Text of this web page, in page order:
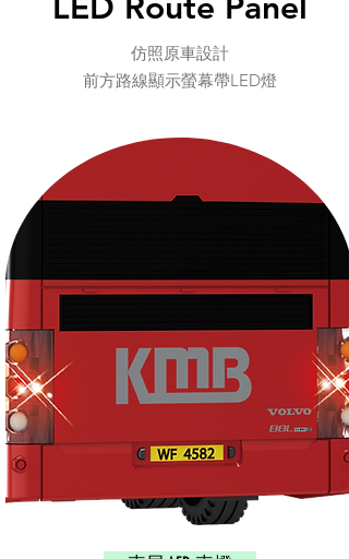
仿照原車設計
​前方路線顯示螢幕帶LED燈